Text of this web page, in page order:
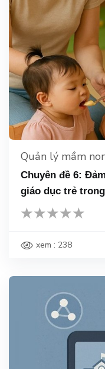
Quản lý mầm
Chuyên đề 6:
giáo dục trẻ
xem : 238